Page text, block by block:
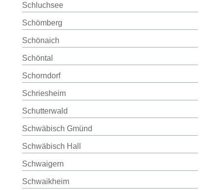
Schluchsee
Schömberg
Schönaich
Schöntal
Schorndorf
Schriesheim
Schutterwald
Schwäbisch Gmünd
Schwäbisch Hall
Schwaigern
Schwaikheim